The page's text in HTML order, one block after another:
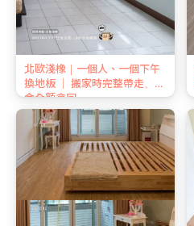
北歐淺橡｜一個人、一個下午
換地板 ｜ 搬家時完整帶走、押
金全額拿回